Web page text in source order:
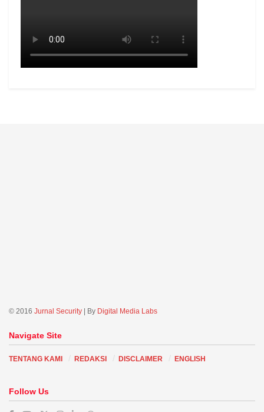
© 2016 Jurnal Security | By Digital Media Labs
Navigate Site
TENTANG KAMI REDAKSI DISCLAIMER ENGLISH
Follow Us